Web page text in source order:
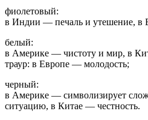
фиолетовый:
в Индии — печаль и утешение, в
белый:
в Америке — чистоту и мир, в
траур: в Европе — молодость;
черный:
в Америке — символизирует
ситуацию, в Китае — честность.